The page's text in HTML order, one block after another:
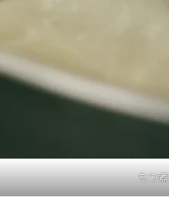
もつ煮